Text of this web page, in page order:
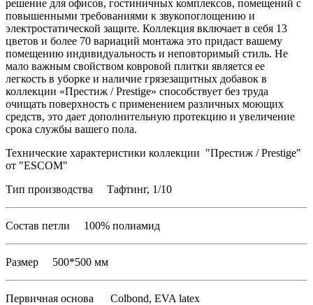
решение для офисов, гостиничных комплексов, помещений с
повышенными требованиями к звукопоглощению и
электростатической защите. Коллекция включает в себя 13
цветов и более 70 вариаций монтажа это придаст вашему
помещению индивидуальность и неповторимый стиль. Не
мало важным свойством ковровой плитки является ее
легкость в уборке и наличие грязезащитных добавок в
коллекции «Престиж / Prestige» способствует без труда
очищать поверхность с применением различных моющих
средств, это дает дополнительную протекцию и увеличение
срока службы вашего пола.
Технические характеристики коллекции "Престиж / Prestige"
от "ESCOM"
Тип производства Тафтинг, 1/10
Состав петли 100% полиамид
Размер 500*500 мм
Первичная основа Colbond, EVA latex